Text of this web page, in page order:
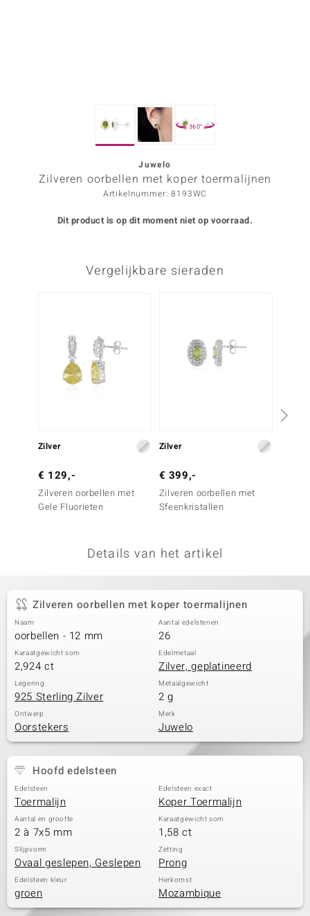
Collection
360°
Juwelo
Zilveren oorbellen met koper toermalijnen
Artikelnummer: 8193WC
Dit product is op dit moment niet op voorraad.
Vergelijkbare sieraden
Zilver
€ 129,-
Zilveren oorbellen met
Gele Fluorieten
Zilver
€ 399,-
Zilveren oorbellen met
Sfeenkristallen
Details van het artikel
Zilveren oorbellen met koper toermalijnen
Naam
oorbellen - 12 mm
Aantal edelstenen
26
Karaatgewicht som
2,924 ct
Edelmetaal
Zilver, geplatineerd
Legering
925 Sterling Zilver
Metaalgewicht
2 g
Ontwerp
Oorstekers
Merk
Juwelo
Hoofd edelsteen
Edelsteen
Toermalijn
Edelsteen exact
Koper Toermalijn
Aantal en grootte
2 à 7x5 mm
Karaatgewicht som
1,58 ct
Slijpvorm
Ovaal geslepen, Geslepen
Zetting
Prong
Edelsteen kleur
groen
Herkomst
Mozambique